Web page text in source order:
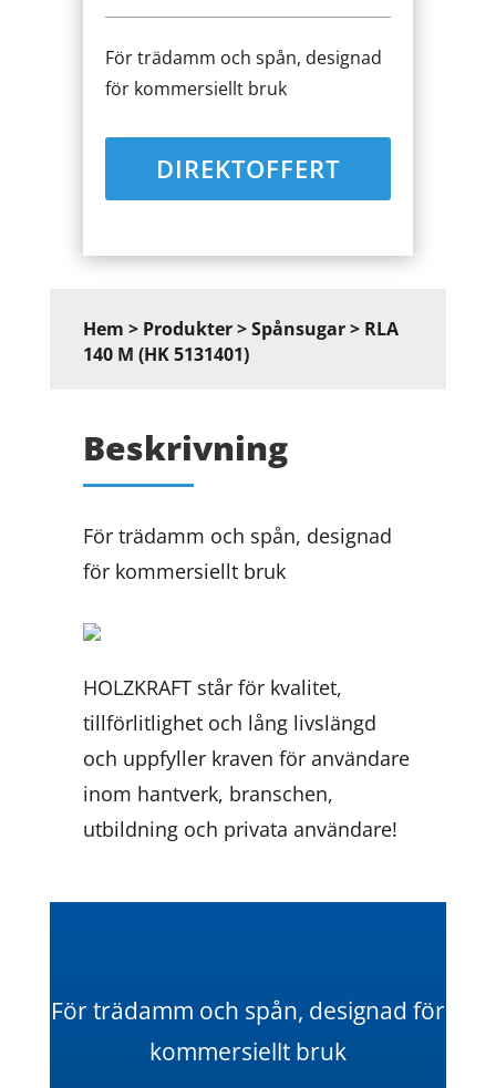
För trädamm och spån, designad
för kommersiellt bruk
DIREKTOFFERT
Hem > Produkter>Spånsugar> RLA
140 M (HK 5131401)
Beskrivning
För trädamm och spån, designad
för kommersiellt bruk
HOLZKRAFT står för kvalitet,
tillförlitlighet och lång livslängd
och uppfyller kraven för användare
inom hantverk, branschen,
utbildning och privata användare!
För trädamm och spån, designad för
kommersiellt bruk